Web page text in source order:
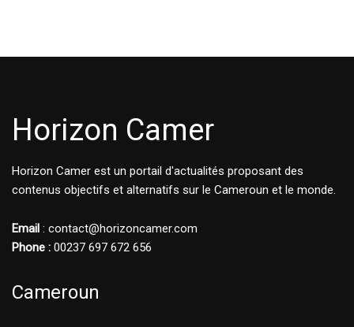
Horizon Camer
Horizon Camer est un portail d'actualités proposant des
contenus objectifs et alternatifs sur le Cameroun et le monde.
Email : contact@horizoncamer.com
Phone : 00237 697 672 656
Cameroun